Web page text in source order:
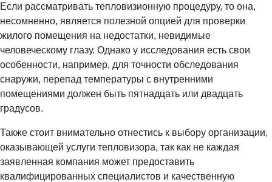
Если рассматривать тепловизионную процедуру, то она,
несомненно, является полезной опцией для проверки
жилого помещения на недостатки, невидимые
человеческому глазу. Однако у исследования есть свои
особенности, например, для точности обследования
снаружи, перепад температуры с внутренними
помещениями должен быть пятнадцать или двадцать
градусов.
Также стоит внимательно отнестись к выбору организации,
оказывающей услуги тепловизора, так как не каждая
заявленная компания может предоставить
квалифицированных специалистов и качественную